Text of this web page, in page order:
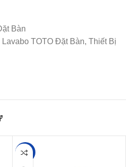
Bàn
TOTO Đặt Bàn, Thiết Bị
-17%